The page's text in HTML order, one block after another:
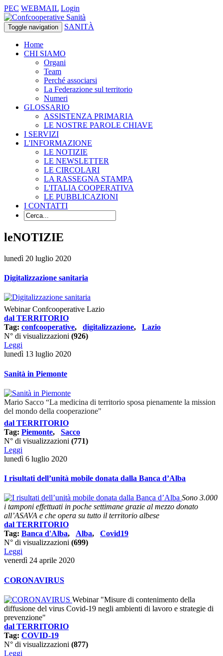
PEC WEBMAIL Login
Toggle navigation SANITÀ
Home
CHI SIAMO
Organi
Team
Perché associarsi
La Federazione sul territorio
Numeri
GLOSSARIO
ASSISTENZA PRIMARIA
LE NOSTRE PAROLE CHIAVE
I SERVIZI
L'INFORMAZIONE
LE NOTIZIE
LE NEWSLETTER
LE CIRCOLARI
LA RASSEGNA STAMPA
L'ITALIA COOPERATIVA
LE PUBBLICAZIONI
I CONTATTI
leNOTIZIE
lunedì 20 luglio 2020
Digitalizzazione sanitaria
Webinar Confcooperative Lazio
dal TERRITORIO
Tag: confcooperative, digitalizzazione, Lazio
N° di visualizzazioni (926)
Leggi
lunedì 13 luglio 2020
Sanità in Piemonte
Mario Sacco “La medicina di territorio sposa pienamente la mission
del mondo della cooperazione"
dal TERRITORIO
Tag: Piemonte, Sacco
N° di visualizzazioni (771)
Leggi
lunedì 6 luglio 2020
I risultati dell’unità mobile donata dalla Banca d’Alba
Sono 3.000
i tamponi effettuati in poche settimane grazie al mezzo donato
all’ASAVA e che opera su tutto il territorio albese
dal TERRITORIO
Tag: Banca d'Alba, Alba, Covid19
N° di visualizzazioni (699)
Leggi
venerdì 24 aprile 2020
CORONAVIRUS
Webinar "Misure di contenimento della
diffusione del virus Covid-19 negli ambienti di lavoro e strategie di
prevenzione"
dal TERRITORIO
Tag: COVID-19
N° di visualizzazioni (877)
Leggi